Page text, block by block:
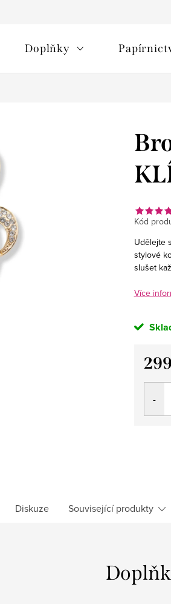
Doplňky
Kód
Udělejte
stylové
slušet
Více
Měrná
Diskuze Související produkty